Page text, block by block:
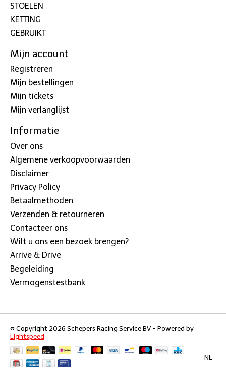
STOELEN
KETTING
GEBRUIKT
Mijn account
Registreren
Mijn bestellingen
Mijn tickets
Mijn verlanglijst
Informatie
Over ons
Algemene verkoopvoorwaarden
Disclaimer
Privacy Policy
Betaalmethoden
Verzenden & retourneren
Contacteer ons
Wilt u ons een bezoek brengen?
Arrive & Drive
Begeleiding
Vermogenstestbank
© Copyright 2026 Schepers Racing Service BV - Powered by
Lightspeed
NL